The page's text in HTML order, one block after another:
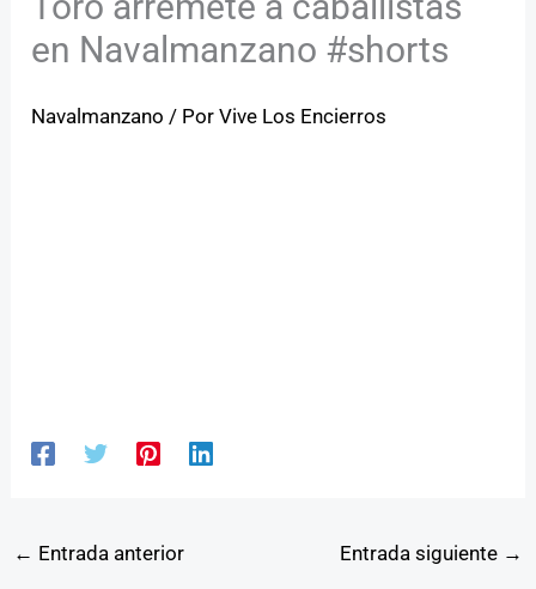
en Navalmanzano #shorts
Navalmanzano / PorVive Los Encierros
← Entrada anterior Entrada siguiente →